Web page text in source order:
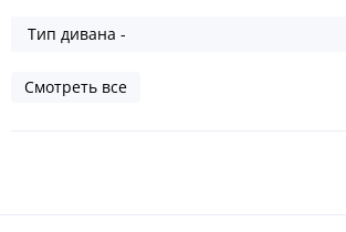
Тип дивана -
Смотреть все